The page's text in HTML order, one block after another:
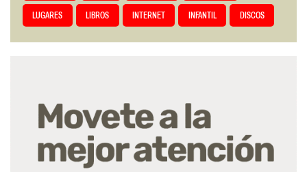
LUGARES LIBROS INTERNET INFANTIL DISCOS